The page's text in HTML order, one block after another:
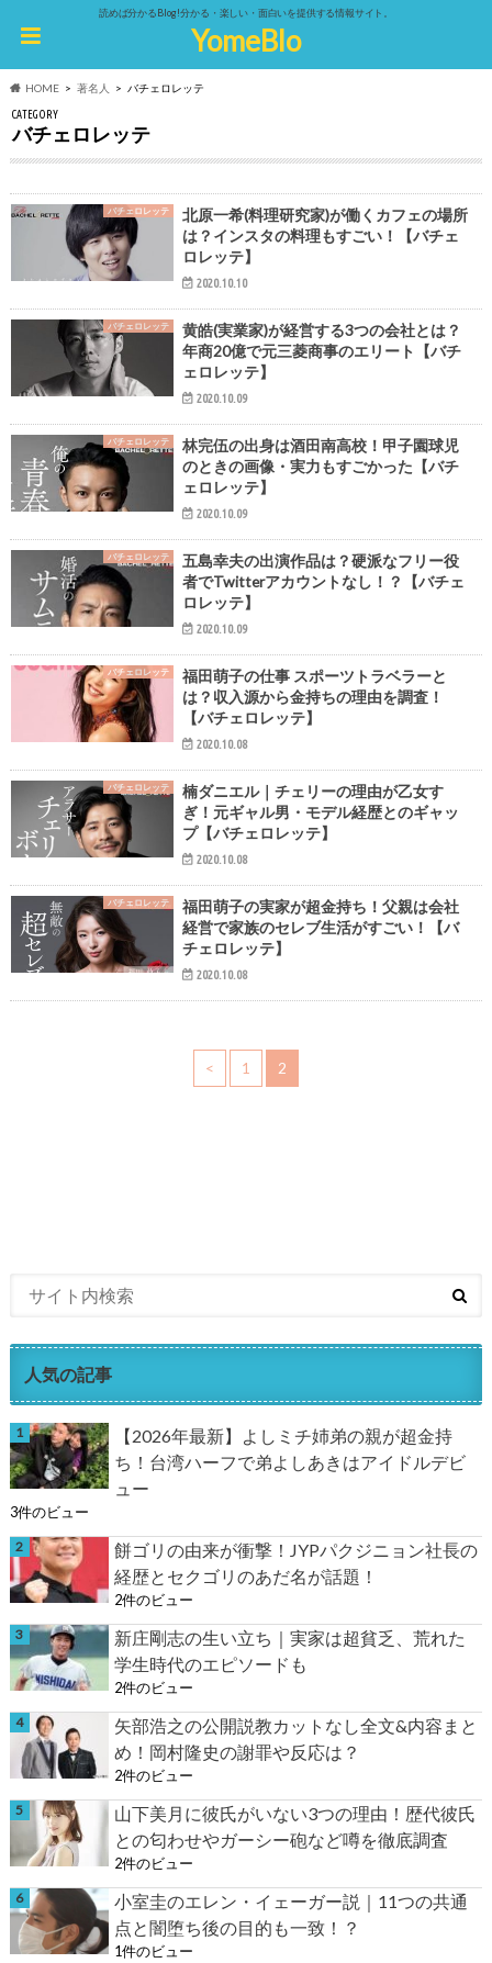
読めば分かるBlog!分かる・楽しい・面白いを提供する情報サイト。
YomeBlo
HOME 著名人 バチェロレッテ
CATEGORY
バチェロレッテ
バチェロレッテ
北原一希(料理研究家)が働くカフェの場所
は？インスタの料理もすごい！【バチェ
ロレッテ】
2020.10.10
バチェロレッテ
黄皓(実業家)が経営する3つの会社とは？
年商20億で元三菱商事のエリート【バチ
ェロレッテ】
2020.10.09
バチェロレッテ
林完伍の出身は酒田南高校！甲子園球児
のときの画像・実力もすごかった【バチ
ェロレッテ】
2020.10.09
バチェロレッテ
五島幸夫の出演作品は？硬派なフリー役
者でTwitterアカウントなし！？【バチェ
ロレッテ】
2020.10.09
バチェロレッテ
福田萌子の仕事 スポーツトラベラーと
は？収入源から金持ちの理由を調査！
【バチェロレッテ】
2020.10.08
バチェロレッテ
楠ダニエル｜チェリーの理由が乙女す
ぎ！元ギャル男・モデル経歴とのギャッ
プ【バチェロレッテ】
2020.10.08
バチェロレッテ
福田萌子の実家が超金持ち！父親は会社
経営で家族のセレブ生活がすごい！【バ
チェロレッテ】
2020.10.08
< 1 2
人気の記事
【2026年最新】よしミチ姉弟の親が超金持
ち！台湾ハーフで弟よしあきはアイドルデビ
ュー
3件のビュー
餅ゴリの由来が衝撃！JYPパクジニョン社長の
経歴とセクゴリのあだ名が話題！
2件のビュー
新庄剛志の生い立ち｜実家は超貧乏、荒れた
学生時代のエピソードも
2件のビュー
矢部浩之の公開説教カットなし全文&内容まと
め！岡村隆史の謝罪や反応は？
2件のビュー
山下美月に彼氏がいない3つの理由！歴代彼氏
との匂わせやガーシー砲など噂を徹底調査
2件のビュー
小室圭のエレン・イェーガー説｜11つの共通
点と闇堕ち後の目的も一致！？
1件のビュー